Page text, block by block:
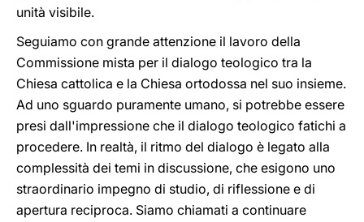
unità visibile.
Seguiamo con grande attenzione il lavoro della
Commissione mista per il dialogo teologico tra la
Chiesa cattolica e la Chiesa ortodossa nel suo insieme.
Ad uno sguardo puramente umano, si potrebbe essere
presi dall'impressione che il dialogo teologico fatichi a
procedere. In realtà, il ritmo del dialogo è legato alla
complessità dei temi in discussione, che esigono uno
straordinario impegno di studio, di riflessione e di
apertura reciproca. Siamo chiamati a continuare